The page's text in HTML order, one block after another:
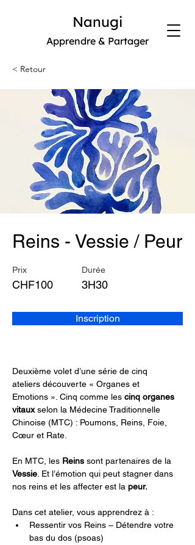
Nanugi
Apprendre & Partager
< Retour
Reins - Vessie / Peur
Prix
CHF100
Durée
3H30
Inscription
Deuxième volet d’une série de cinq
ateliers découverte « Organes et
Emotions ». Cinq comme les cinq organes
vitaux selon la Médecine Traditionnelle
Chinoise (MTC) : Poumons, Reins, Foie,
Cœur et Rate.
En MTC, les Reins sont partenaires de la
Vessie . Et l’émotion qui peut stagner dans
nos reins et les affecter est la peur.
Dans cet atelier, vous apprendrez à :
Ressentir vos Reins – Détendre votre
bas du dos (psoas)